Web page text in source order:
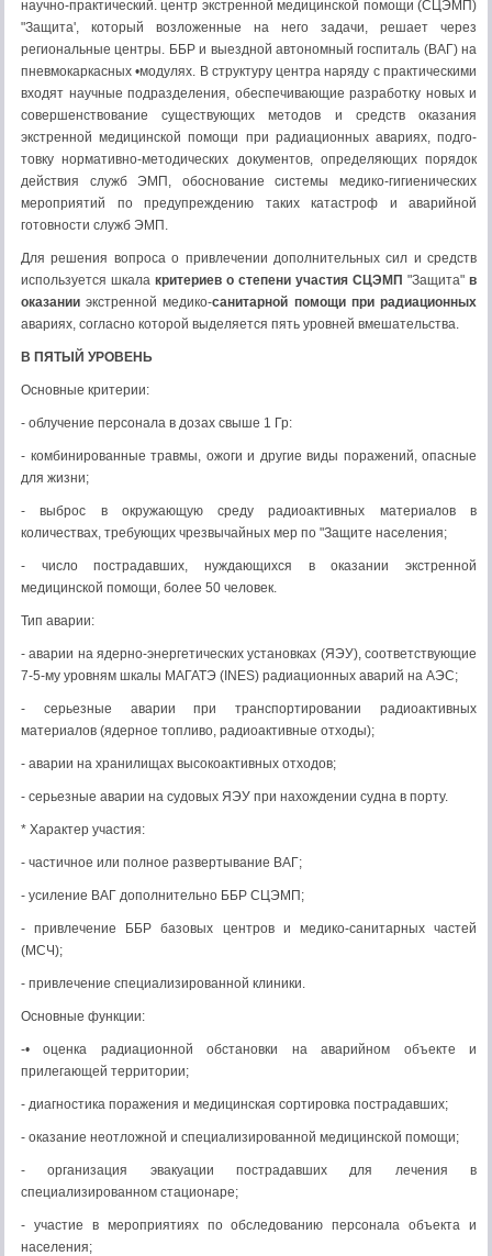
научно-практический. центр экстренной меди­цинской помощи (СЦЭМП)
"Защита', который возложенные на него задачи, решает через
региональные центры. ББР и выездной авто­номный госпиталь (ВАГ) на
пневмокаркасных •модулях. В структуру центра наряду с практическими
входят научные подразде­ления, обеспечивающие разработку новых и
совершенствование существующих методов и средств оказания
экстренной медицинской помощи при радиационных авариях, подго­
товку нормативно-методических документов, определяющих порядок
действия служб ЭМП, обоснование системы медико-гигиенических
мероприятий по предупреж­дению таких катастроф и аварийной
готовности служб ЭМП.
Для решения вопроса о привлечении до­полнительных сил и средств
используется шкала критериев о степени участия СЦЭМП "Защита" в
оказании экстренной медико-санитарной помощи при радиационных
авариях, согласно которой выделяется пять уровней вмешательства.
В ПЯТЫЙ УРОВЕНЬ
Основные критерии:
- облучение персонала в дозах свыше 1 Гр:
- комбинированные травмы, ожоги и другие виды поражений, опасные
для жизни;
- выброс в окружающую среду радиоак­тивных материалов в
количествах, требу­ющих чрезвычайных мер по "Защите населения;
- число пострадавших, нуждающихся в оказании экстренной
медицинской помощи, более 50 человек.
Тип аварии:
- аварии на ядерно-энергетических уста­новках (ЯЭУ), соответствующие
7-5-му уров­ням шкалы МАГАТЭ (INES) радиационных аварий на АЭС;
- серьезные аварии при транс­портировании радиоактивных
материалов (ядерное топливо, радиоактивные отходы);
- аварии на хранилищах высокоактивных отходов;
- серьезные аварии на судовых ЯЭУ при нахождении судна в порту.
* Характер участия:
- частичное или полное развертывание ВАГ;
- усиление ВАГ дополнительно ББР СЦЭМП;
- привлечение ББР базовых центров и медико-санитарных частей
(МСЧ);
- привлечение специализированной клиники.
Основные функции:
-• оценка радиационной обстановки на аварийном объекте и
прилегающей тер­ритории;
- диагностика поражения и медицинская сортировка пострадавших;
- оказание неотложной и специализи­рованной медицинской помощи;
- организация эвакуации пострадавших для лечения в
специализированном стациона­ре;
- участие в мероприятиях по обследо­ванию персонала объекта и
населения;